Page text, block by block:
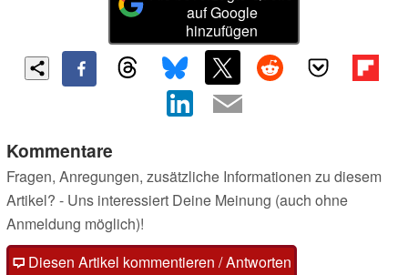
auf Google
hinzufügen
Kommentare
Fragen, Anregungen, zusätzliche Informationen zu diesem
Artikel? - Uns interessiert Deine Meinung (auch ohne
Anmeldung möglich)!
Diesen Artikel kommentieren / Antworten